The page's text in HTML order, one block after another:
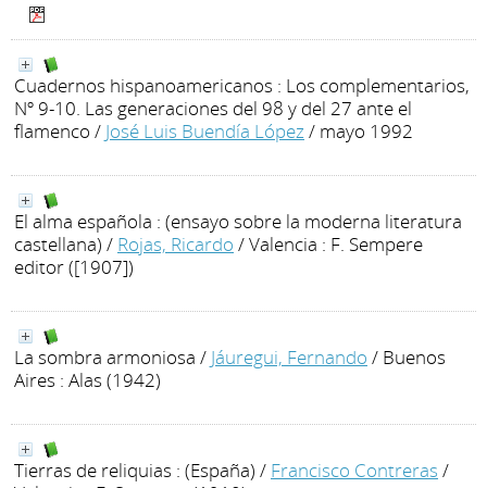
Cuadernos hispanoamericanos : Los complementarios,
Nº 9-10. Las generaciones del 98 y del 27 ante el
flamenco / José Luis Buendía López/ mayo 1992
El alma española : (ensayo sobre la moderna literatura
castellana) / Rojas, Ricardo / Valencia : F. Sempere
editor ([1907])
La sombra armoniosa / Jáuregui, Fernando / Buenos
Aires : Alas (1942)
Tierras de reliquias : (España) / Francisco Contreras /